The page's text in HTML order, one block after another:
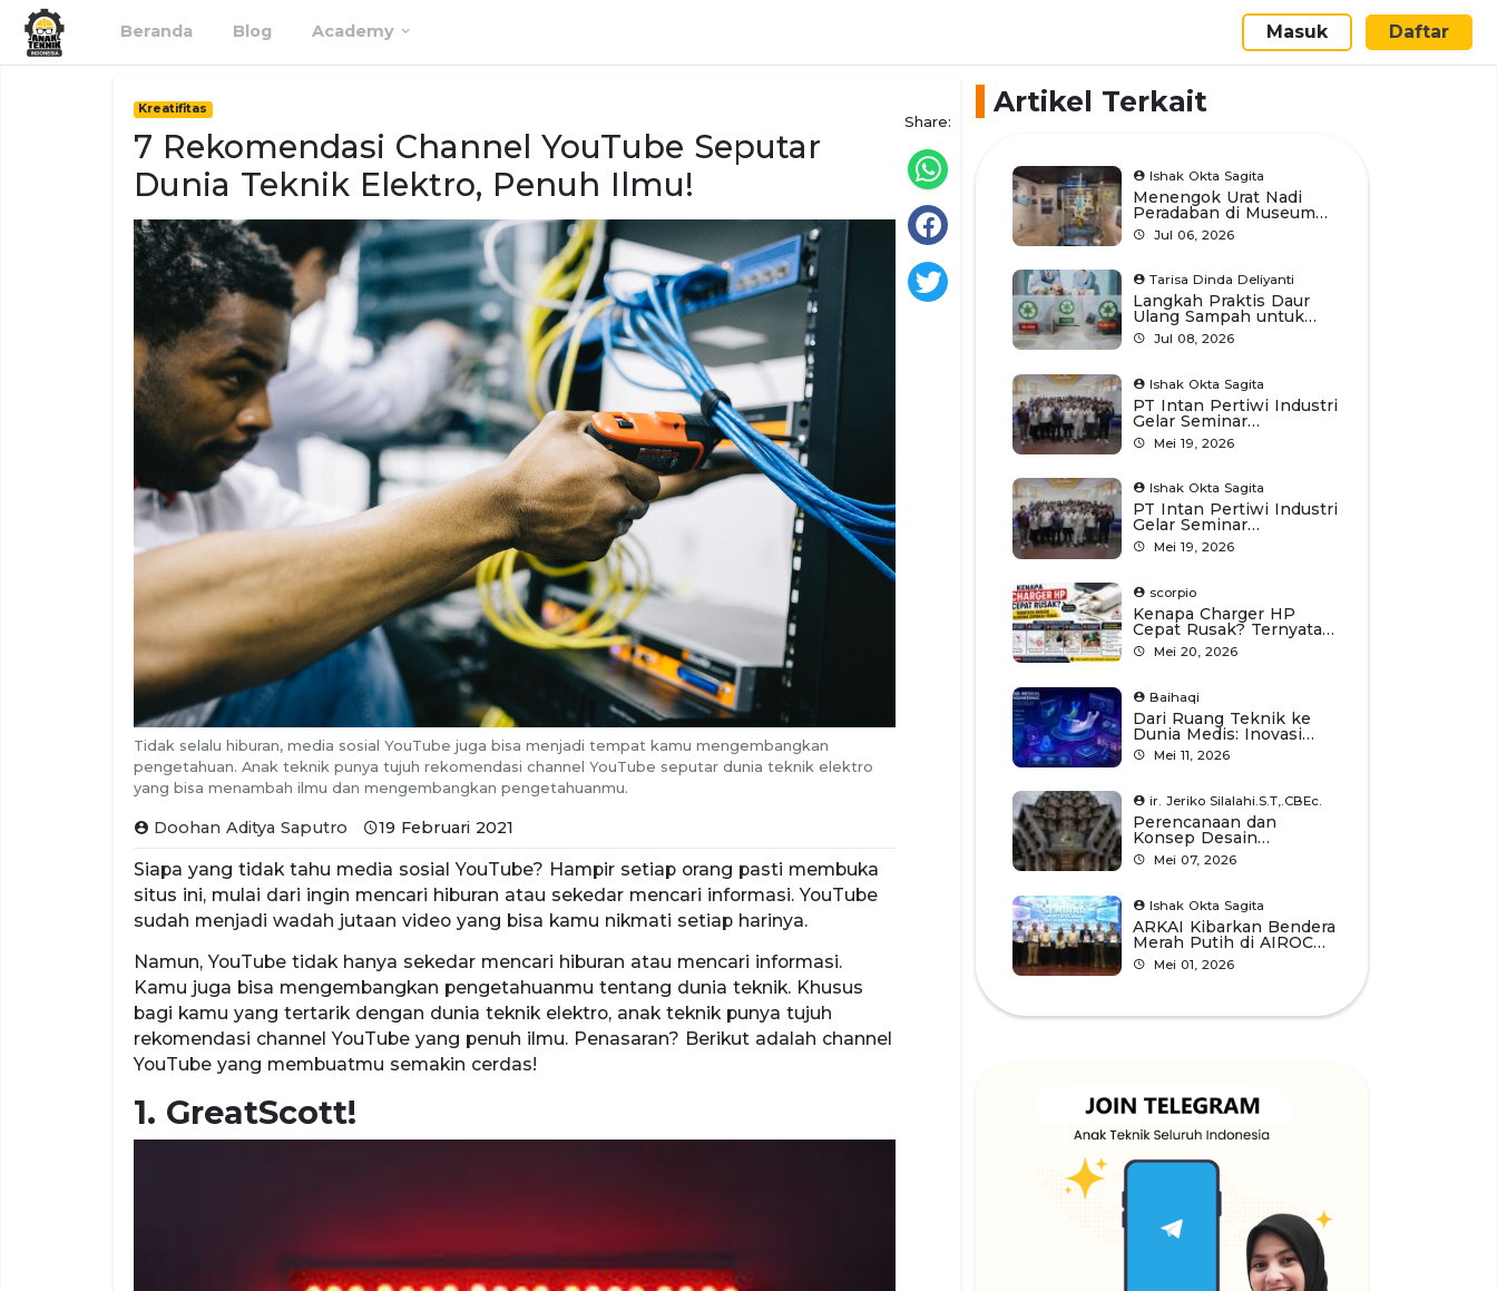
Beranda Blog Academy Masuk Daftar
Kreatifitas
7 Rekomendasi Channel YouTube Seputar
Dunia Teknik Elektro, Penuh Ilmu!
Tidak selalu hiburan, media sosial YouTube juga bisa menjadi tempat kamu mengembangkan
pengetahuan. Anak teknik punya tujuh rekomendasi channel YouTube seputar dunia teknik elektro
yang bisa menambah ilmu dan mengembangkan pengetahuanmu.
Doohan Aditya Saputro 19 Februari 2021
Siapa yang tidak tahu media sosial YouTube? Hampir setiap orang pasti membuka
situs ini, mulai dari ingin mencari hiburan atau sekedar mencari informasi. YouTube
sudah menjadi wadah jutaan video yang bisa kamu nikmati setiap harinya.
Namun, YouTube tidak hanya sekedar mencari hiburan atau mencari informasi.
Kamu juga bisa mengembangkan pengetahuanmu tentang dunia teknik. Khusus
bagi kamu yang tertarik dengan dunia teknik elektro, anak teknik punya tujuh
rekomendasi channel YouTube yang penuh ilmu. Penasaran? Berikut adalah channel
YouTube yang membuatmu semakin cerdas!
1. GreatScott!
Share:
Artikel Terkait
Ishak Okta Sagita
Menengok Urat Nadi
Peradaban di Museum
Listrik dan Energi Baru
TMIIJul 06, 2026
Tarisa Dinda Deliyanti
Langkah Praktis Daur
Ulang Sampah untuk
Pemula
Jul 08, 2026
Ishak Okta Sagita
PT Intan Pertiwi Industri
Gelar Seminar
Pengelasan Bersama
Universitas Diponegoro
Mei 19, 2026
Ishak Okta Sagita
PT Intan Pertiwi Industri
Gelar Seminar
Pengelasan Bersama
Mahasiswa Universitas
Mei 19, 2026
scorpio
Kenapa Charger HP
Cepat Rusak? Ternyata
Bukan Karena Dipakai
TerusMei 20, 2026
Baihaqi
Dari Ruang Teknik ke
Dunia Medis: Inovasi
Digi-Medical UGM
Tembus Forum
Mei 11, 2026
ir. Jeriko Silalahi.S.T,.CBEc.
Perencanaan dan
Konsep Desain
Bangunan Kantor PT
Silalahi Grup.
Mei 07, 2026
Ishak Okta Sagita
ARKAI Kibarkan Bendera
Merah Putih di AIROC
2026 Malaysia
Mei 01, 2026